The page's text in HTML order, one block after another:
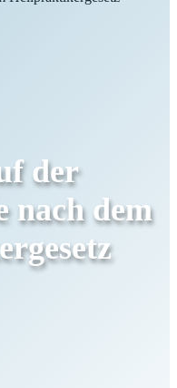
der
nach dem